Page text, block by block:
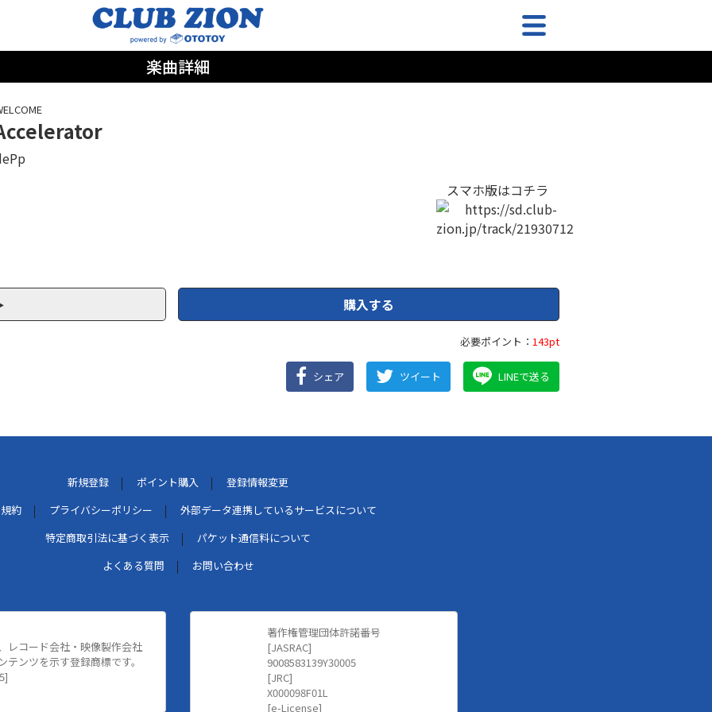
楽曲詳細
スマホ版はコチラ
購入する
必要ポイント： 143pt
シェア ツイート LINEで送る
新規登録 ポイント購入
登録情報変更
約
プライバシーポリシー
外部データ連携しているサービスについて
特定商取引法に基づく表示
パケット通信料について
よくある質問
お問い合わせ
レコード会社・映像製作会社
テンツを示す登録商標です。
著作権管理団体許諾番号
[JASRAC]
9008583139Y30005
[JRC]
X000098F01L
[e-License]